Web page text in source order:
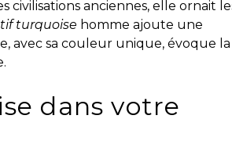
civilisations anciennes, elle ornait
turquoise homme ajoute une
avec sa couleur unique, évoque la
dans votre